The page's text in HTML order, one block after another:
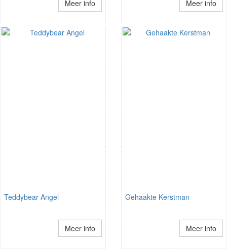
Meer info Meer info
Teddybear Angel
Meer info
Gehaakte Kerstman
Meer info